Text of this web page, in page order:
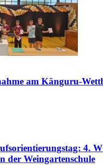
am Känguru-
4.
der Weingartenschule